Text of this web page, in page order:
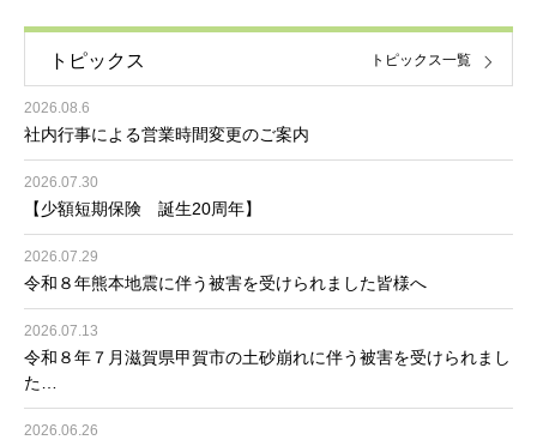
トピックス
2026.08.6
社内行事による営業時間変更のご案内
2026.07.30
【少額短期保険 誕生20周年】
2026.07.29
令和８年熊本地震に伴う被害を受けられました皆様へ
2026.07.13
令和８年７月滋賀県甲賀市の土砂崩れに伴う被害を受けられまし
た…
2026.06.26
トピックス一覧